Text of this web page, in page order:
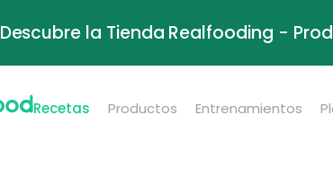
Descubre la Tienda Realfooding -
Recetas Productos Entrenamientos